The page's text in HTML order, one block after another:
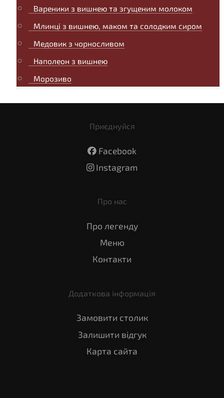
Вареники з вишнею та згущеним молоком
Млинці з вишнею, маком та солодким сиром
Медовик з чорносливом
Наполеон з вишнею
Морозиво
Приєднуйся
Facebook
Instagram
Про нас
Про легенду
Меню
Контакти
Додаткова інформація
Замовити столик
Залишити відгук
Карта сайта